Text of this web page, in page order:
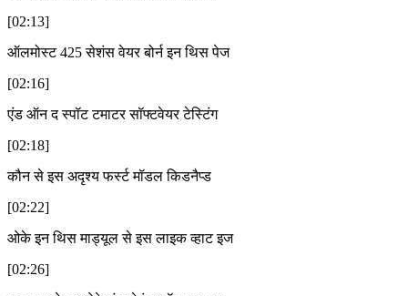
[02:13]
ऑलमोस्ट 425 सेशंस वेयर बोर्न इन थिस पेज
[02:16]
एंड ऑन द स्पॉट टमाटर सॉफ्टवेयर टेस्टिंग
[02:18]
कौन से इस अदृश्य फर्स्ट मॉडल किडनैप्ड
[02:22]
ओके इन थिस माड्यूल से इस लाइक व्हाट इज
[02:26]